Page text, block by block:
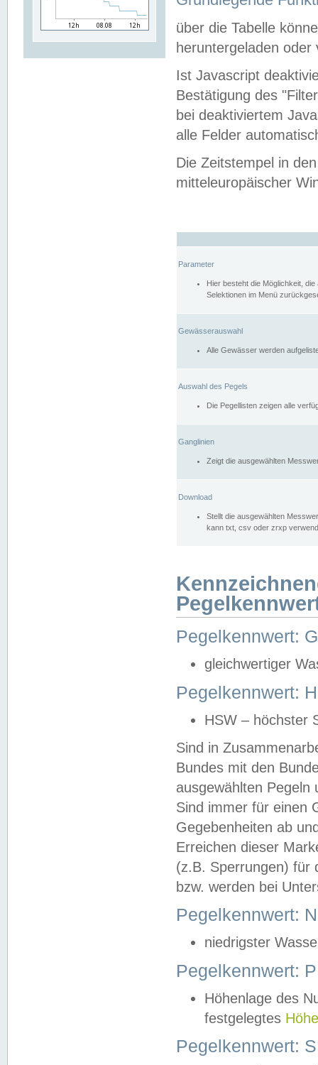
über die Tabelle
heruntergeladen oder
Ist Javascript
Bestätigung des
bei deaktiviertem
alle Felder
Die Zeitstempel in
mitteleuropäischer
Parameter
Hier besteht die Möglichkeit,
Selektionen im Menü
Gewässerauswahl
Alle Gewässer werden
Auswahl des Pegels
Die Pegellisten zeigen alle
Ganglinien
Zeigt die ausgewählten
Download
Stellt die ausgewählten
kann txt, csv oder zrxp
Pegelkennwert:
gleichwertiger
Pegelkennwert:
HSW – höchster
Sind in
Bundes mit den
ausgewählten
Sind immer für einen
Gegebenheiten ab
Erreichen dieser
(z.B. Sperrungen) für
bzw. werden bei
Pegelkennwert:
niedrigster
Pegelkennwert:
Höhenlage des
festgelegtes
Pegelkennwert: